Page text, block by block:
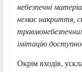
небезпечні
немає накриття,
імітацію
Окрім входів,